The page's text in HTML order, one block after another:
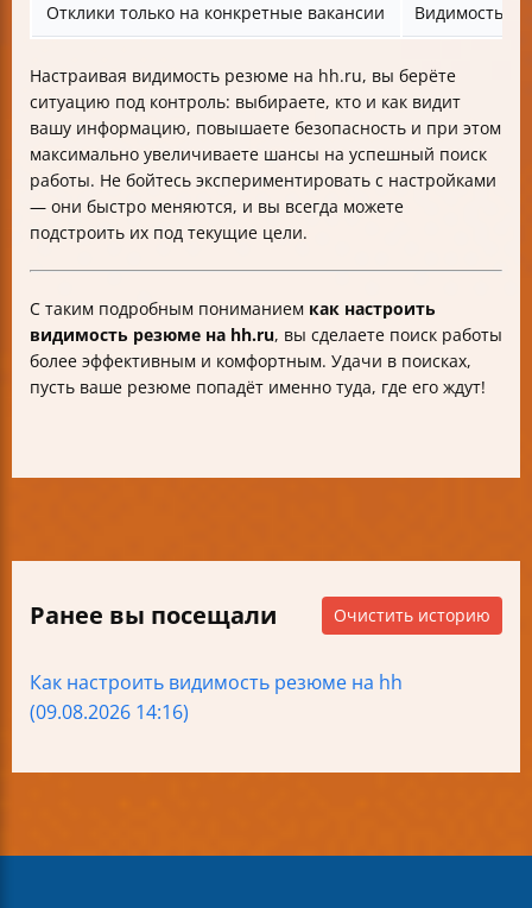
Отклики только на конкретные вакансии Видимость
Настраивая видимость резюме на hh.ru, вы берёте
ситуацию под контроль: выбираете, кто и как видит
вашу информацию, повышаете безопасность и при этом
максимально увеличиваете шансы на успешный поиск
работы. Не бойтесь экспериментировать с настройками
— они быстро меняются, и вы всегда можете
подстроить их под текущие цели.
С таким подробным пониманием как настроить
видимость резюме на hh.ru, вы сделаете поиск работы
более эффективным и комфортным. Удачи в поисках,
пусть ваше резюме попадёт именно туда, где его ждут!
Ранее вы посещали Очистить историю
Как настроить видимость резюме на hh
(09.08.2026 14:16)